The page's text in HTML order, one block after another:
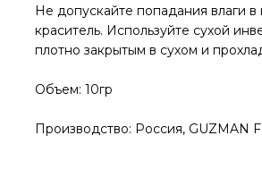
Не допускайте попадания влаги
краситель. Используйте сухой
плотно закрытым в сухом и
Объем: 10гр
Производство: Россия, GUZMAN